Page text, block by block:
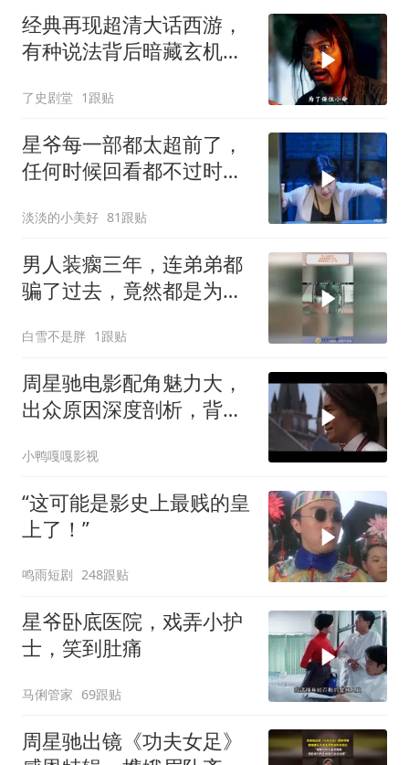
经典再现超清大话西游，
有种说法背后暗藏玄机，
了史剧堂 1跟贴
星爷每一部都太超前了，
任何时候回看都不过时，
淡淡的小美好 81跟贴
男人装瘸三年，连弟弟都
骗了过去，竟然都是为了
白雪不是胖 1跟贴
周星驰电影配角魅力大，
出众原因深度剖析，背后
小鸭嘎嘎影视
“这可能是影史上最贱的皇
上了！”
鸣雨短剧 248跟贴
星爷卧底医院，戏弄小护
士，笑到肚痛
马俐管家 69跟贴
周星驰出镜《功夫女足》